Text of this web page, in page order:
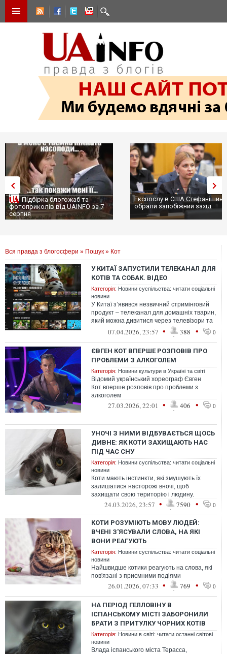
Підбірка блогожаб та
фотоприколів від UAINFO за 7
серпня
Експослу в США
обрали запобіжний захід
Вся правда з блогосфери » Пошук » Кот
У КИТАЇ ЗАПУСТИЛИ ТЕЛЕКАНАЛ ДЛЯ
КОТІВ ТА СОБАК. ВІДЕО
Категорія: Новини суспільства: читати соціальні
новини
У Китаї з’явився незвичний стримінговий
продукт – телеканал для домашніх тварин,
який можна дивитися через телевізори та
планшети. Сервіс Pet TV від T...
07.04.2026, 23:57 • 388 • 0
ЄВГЕН КОТ ВПЕРШЕ РОЗПОВІВ ПРО
ПРОБЛЕМИ З АЛКОГОЛЕМ
Категорія: Новини культури в Україні та світі
Відомий український хореограф Євген
Кот вперше розповів про проблеми з
алкоголем
27.03.2026, 22:01 • 406 • 0
УНОЧІ З НИМИ ВІДБУВАЄТЬСЯ ЩОСЬ
ДИВНЕ: ЯК КОТИ ЗАХИЩАЮТЬ НАС
ПІД ЧАС СНУ
Категорія: Новини суспільства: читати соціальні
новини
Коти мають інстинкти, які змушують їх
залишатися насторожі вночі, щоб
захищати свою територію і людину.
24.03.2026, 23:57 • 7590 • 0
КОТИ РОЗУМІЮТЬ МОВУ ЛЮДЕЙ:
ВЧЕНІ З'ЯСУВАЛИ СЛОВА, НА ЯКІ
ВОНИ РЕАГУЮТЬ
Категорія: Новини суспільства: читати соціальні
новини
Найшвидше котики реагують на слова, які
пов'язані з приємними подіями
26.01.2026, 07:33 • 769 • 0
НА ПЕРІОД ГЕЛЛОВІНУ В
ІСПАНСЬКОМУ МІСТІ ЗАБОРОНИЛИ
БРАТИ З ПРИТУЛКУ ЧОРНИХ КОТІВ
Категорія: Новини в світі: читати останні світові
новини
Влада іспанського міста Терасса,